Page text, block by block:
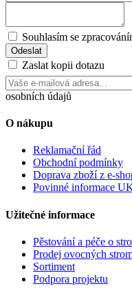
Souhlasím se
Zaslat kopii dotazu
osobních údajů
O nákupu
Reklamační řád
Obchodní podmínky
Doprava zboží z e-
Povinné informace
Užitečné informace
Pěstování a péče o
Prodej ovocných
Sortiment
Podpora projektu